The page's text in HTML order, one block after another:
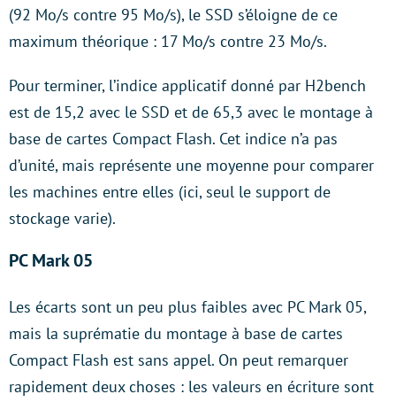
(92 Mo/s contre 95 Mo/s), le SSD s’éloigne de ce
maximum théorique : 17 Mo/s contre 23 Mo/s.
Pour terminer, l’indice applicatif donné par H2bench
est de 15,2 avec le SSD et de 65,3 avec le montage à
base de cartes Compact Flash. Cet indice n’a pas
d’unité, mais représente une moyenne pour comparer
les machines entre elles (ici, seul le support de
stockage varie).
PC Mark 05
Les écarts sont un peu plus faibles avec PC Mark 05,
mais la suprématie du montage à base de cartes
Compact Flash est sans appel. On peut remarquer
rapidement deux choses : les valeurs en écriture sont